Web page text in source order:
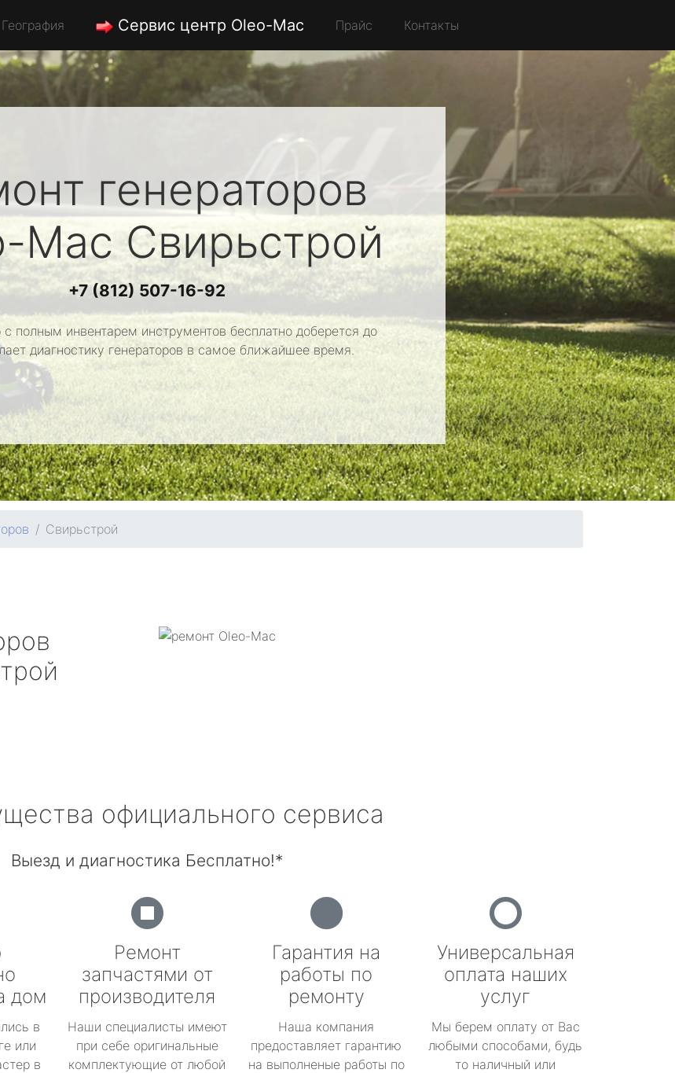
География Сервис центр Oleo-Mac Прайс Контакты
генераторов
MacСвирьстрой
+7 (812) 507-16-92
полным инвентарем инструментов бесплатно доберется до
диагностику генераторов в самое ближайшее время.
Свирьстрой
официального сервиса
Выезд и диагностика Бесплатно!*
дом
в
или
в
Ремонт
запчастями от
производителя
Наши специалисты имеют
при себе оригинальные
комплектующие от любой
Гарантия на
работы по
ремонту
Наша компания
предоставляет гарантию
на выполненые работы по
Универсальная
оплата наших
услуг
Мы берем оплату от Вас
любыми способами, будь
то наличный или